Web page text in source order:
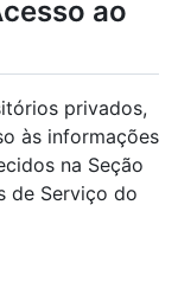
ao
privados,
às informações
na Seção
de Serviço do